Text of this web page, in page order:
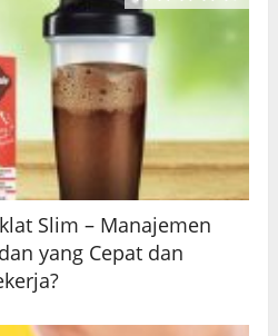
Slim – Manajemen
yang Cepat dan